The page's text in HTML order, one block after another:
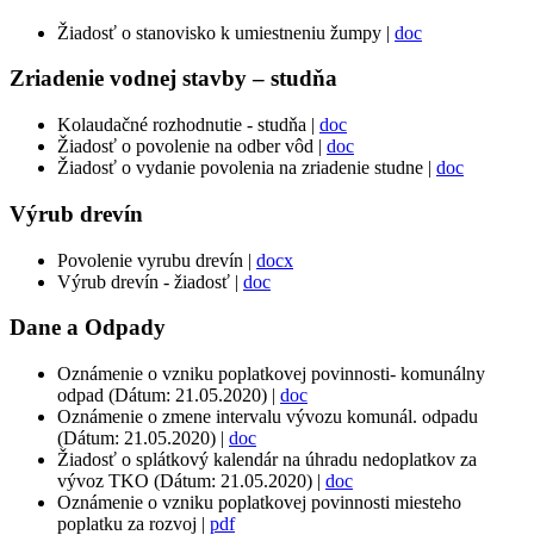
Žiadosť o stanovisko k umiestneniu žumpy | doc
Zriadenie vodnej stavby – studňa
Kolaudačné rozhodnutie - studňa | doc
Žiadosť o povolenie na odber vôd | doc
Žiadosť o vydanie povolenia na zriadenie studne | doc
Výrub drevín
Povolenie vyrubu drevín | docx
Výrub drevín - žiadosť | doc
Dane a Odpady
Oznámenie o vzniku poplatkovej povinnosti- komunálny
odpad (Dátum: 21.05.2020) | doc
Oznámenie o zmene intervalu vývozu komunál. odpadu
(Dátum: 21.05.2020) | doc
Žiadosť o splátkový kalendár na úhradu nedoplatkov za
vývoz TKO (Dátum: 21.05.2020) | doc
Oznámenie o vzniku poplatkovej povinnosti miesteho
poplatku za rozvoj | pdf